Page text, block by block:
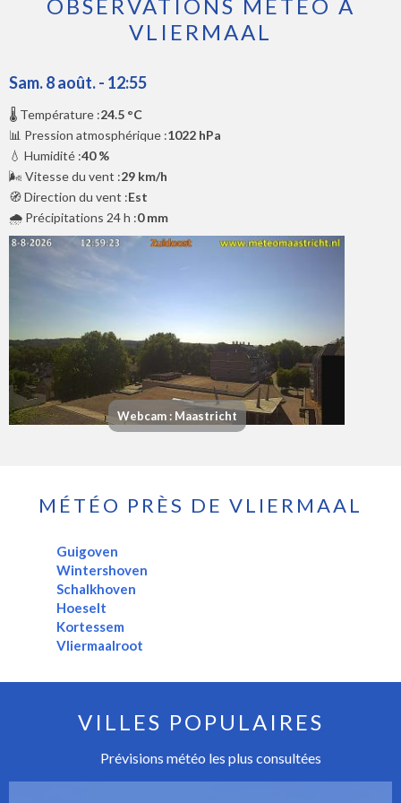
OBSERVATIONS MÉTÉO À
VLIERMAAL
Sam. 8 août. - 12:55
🌡️ Température :24.5 °C
📊 Pression atmosphérique :1022 hPa
💧 Humidité :40 %
🌬️ Vitesse du vent :29 km/h
🧭 Direction du vent :Est
🌧️ Précipitations 24 h :0 mm
Webcam : Maastricht
MÉTÉO PRÈS DE VLIERMAAL
Guigoven
Wintershoven
Schalkhoven
Hoeselt
Kortessem
Vliermaalroot
VILLES POPULAIRES
Prévisions météo les plus consultées